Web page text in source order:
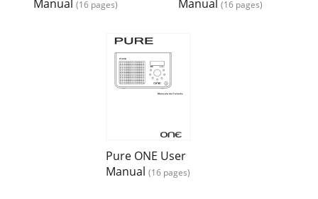
im UKW-Modus verfügbar. Sie können die Anzeige auch ä
Abfrage Textinformationen (Sport, Nachrichten etc.). Der
Text wird auf Ihrem Radio gesp
Manual (16 pages) Manual (16 pages)
Pure ONE User
Manual (16 pages)